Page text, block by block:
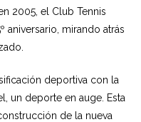
2005, el Club Tennis
aniversario, mirando atrás
deportiva con la
un deporte en auge. Esta
de la nueva